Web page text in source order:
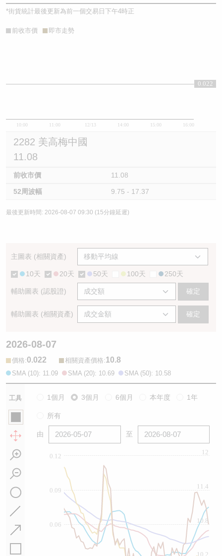
*街貨統計最後更新為前一個交易日下午4時正
前收市價 即市走勢
10:00 11:00 12/13 14:00 15:00 16:00
0.022
0.022
2282 美高梅中國
11.08
前收市價 11.08
52周波幅 9.75 - 17.37
最後更新時間: 2026-08-07 09:30 (15分鐘延遲)
主圖表 (相關資產)
10天 20天 50天 100天 250天
輔助圖表 (認股證) 確定
輔助圖表 (相關資產) 確定
2026-08-07
價格:0.022 相關資產價格:10.8
SMA (10): 11.09 SMA (20): 10.69 SMA (50): 10.58
工具 1個月 3個月 6個月 本年度 1年
所有
由 至
0.12
0.06
0.09
12
10.2
10.8
11.4